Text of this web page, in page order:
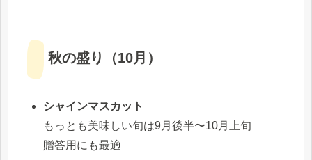
秋の盛り（10月）
シャインマスカット
もっとも美味しい旬は9月後半〜10月上旬
贈答用にも最適